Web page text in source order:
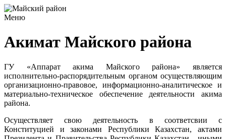
Меню
Акимат Майского района
ГУ «Аппарат акима Майского района» является
исполнительно-распорядительным органом осуществляющим
организационно-правовое, информационно-аналитическое и
материально-техническое обеспечение деятельности акима
района.
Осуществляет свою деятельность в соответсвии с
Конституцией и законами Республики Казахстан, актами